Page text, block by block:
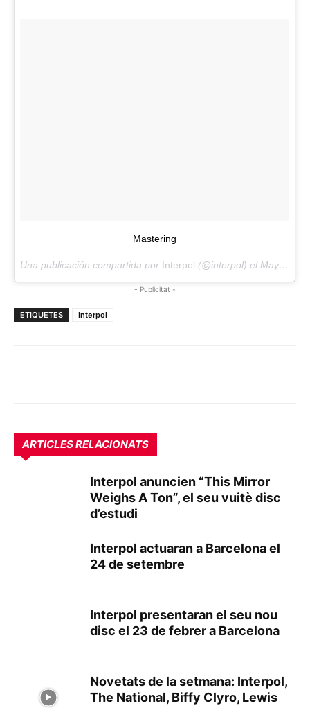
Mastering
Una publicación compartida por Interpol (@interpol) el May 8, 2018 at 2:39 PDT
- Publicitat -
ETIQUETES Interpol
ARTICLES RELACIONATS
Interpol anuncien “This Mirror
Weighs A Ton”, el seu vuitè disc
d’estudi
Interpol actuaran a Barcelona el
24 de setembre
Interpol presentaran el seu nou
disc el 23 de febrer a Barcelona
Novetats de la setmana: Interpol,
The National, Biffy Clyro, Lewis